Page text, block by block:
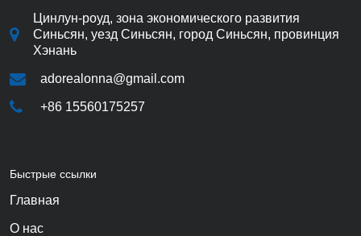
Цинлун-роуд, зона экономического развития
Синьсян, уезд Синьсян, город Синьсян, провинция
Хэнань
adorealonna@gmail.com
+86 15560175257
Быстрые ссылки
Главная
О нас